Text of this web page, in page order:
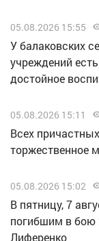
05.08.2026 15:55
У балаковских
учреждений
достойное
05.08.2026 15:11
Всех
торжественное
05.08.2026 15:02
В пятницу, 7
погибшим в бою
Лиференко